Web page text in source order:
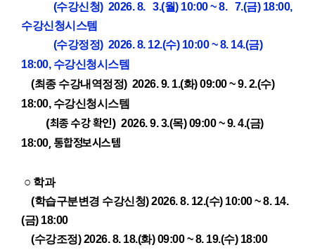
(수강신청) 2026. 8. 3.(월) 10:00 ~ 8. 7.(금) 18:00,
수강신청시스템
(수강정정) 2026. 8. 12.(수) 10:00 ~ 8. 14.(금)
18:00, 수강신청시스템
(최종 수강내역정정) 2026. 9. 1.(화) 09:00 ~ 9. 2.(수)
18:00, 수강신청시스템
(최종 수강 확인) 2026. 9. 3.(목) 09:00 ~ 9. 4.(금)
18:00, 통합정보시스템
○ 학과
(학습구분변경 수강신청)2026. 8. 12.(수) 10:00 ~ 8. 14.
(금) 18:00
(수강조정)2026. 8. 18.(화) 09:00 ~ 8. 19.(수) 18:00